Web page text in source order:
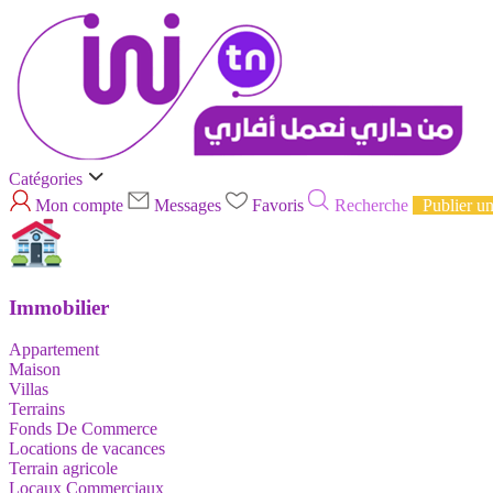
Catégories
Mon compte
Messages Favoris Recherche Publier
Immobilier
Appartement
Maison
Villas
Terrains
Fonds De Commerce
Locations de vacances
Terrain agricole
Locaux Commerciaux